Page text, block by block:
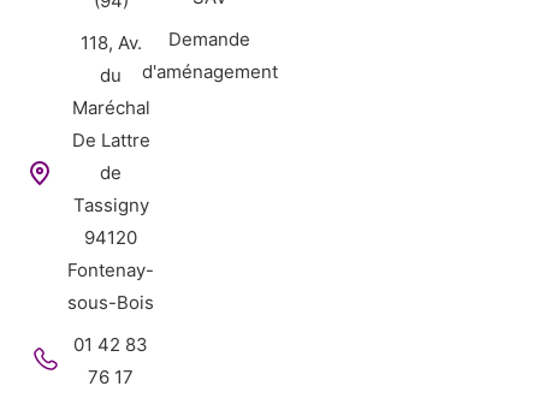
118, Av.
du
Maréchal
De Lattre
de
Tassigny
94120
Fontenay-
sous-Bois
01 42 83
76 17
Demande
d'aménagement